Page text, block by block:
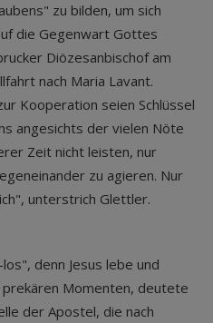
zu bilden, um sich
die Gegenwart Gottes
Diözesanbischof am
nach Maria Lavant.
Kooperation seien Schlüssel
angesichts der vielen Nöte
Zeit nicht leisten, nur
zu agieren. Nur
unterstrich Glettler.
denn Jesus lebe und
Momenten, deutete
der Apostel, die nach